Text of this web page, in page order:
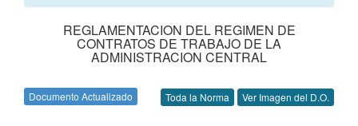
REGLAMENTACION DEL REGIMEN DE
CONTRATOS DE TRABAJO DE LA
ADMINISTRACION CENTRAL
Documento Actualizado Toda la Norma Ver Imagen del D.O.